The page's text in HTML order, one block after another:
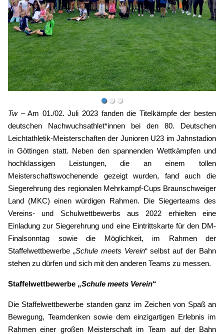
Tw – Am 01./02. Juli 2023 fanden die Titelkämpfe der besten
deutschen Nachwuchsathlet*innen bei den 80. Deutschen
Leichtathletik-Meisterschaften der Junioren U23 im Jahnstadion
in Göttingen statt. Neben den spannenden Wettkämpfen und
hochklassigen Leistungen, die an einem tollen
Meisterschaftswochenende gezeigt wurden, fand auch die
Siegerehrung des regionalen Mehrkampf-Cups Braunschweiger
Land (MKC) einen würdigen Rahmen. Die Siegerteams des
Vereins- und Schulwettbewerbs aus 2022 erhielten eine
Einladung zur Siegerehrung und eine Eintrittskarte für den DM-
Finalsonntag sowie die Möglichkeit, im Rahmen der
Staffelwettbewerbe „Schule meets Verein“ selbst auf der Bahn
stehen zu dürfen und sich mit den anderen Teams zu messen.
Staffelwettbewerbe „Schule meets Verein“
Die Staffelwettbewerbe standen ganz im Zeichen von Spaß an
Bewegung, Teamdenken sowie dem einzigartigen Erlebnis im
Rahmen einer großen Meisterschaft im Team auf der Bahn